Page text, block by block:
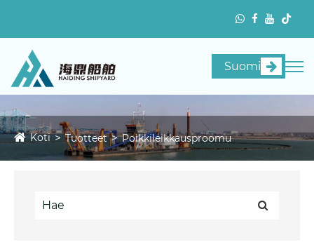
Suomi
Koti Tuotteet Poikkileikkausproomu